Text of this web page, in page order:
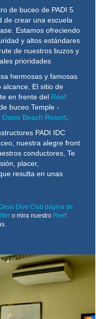
de buceo de PADI 5
de crear una escuela
Estamos ofreciendo
y altos estándares
de nuestros buzos y
prioridades
hermosas y famosas
El sitio de
en frente delReef
buceo Temple -
Oasis Beach Resort
PADI IDC
nuestra alegre front
conductores, Te
placer,
resulta en unas
Dive Club página de
o mira nuestro Reef